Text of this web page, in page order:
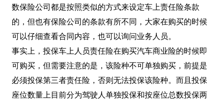
数保险公司都是按照类似的方式来设定车上责任险条款
的，但也有保险公司的条款有所不同，大家在购买的时候
可以仔细查看合同内容，也可以询问业务人员。
事实上，投保车上人员责任险在购买汽车商业险的时候即
可购买，但需要注意的是，该险种不可单独购买，前提是
必须投保第三者责任险，否则无法投保该险种。而且投保
座位数量上目前分为驾驶人单独投保和按座位总数投保两